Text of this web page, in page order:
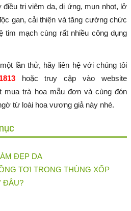
trị viêm da, dị ứng, mụn nhọt, lở
gan, cải thiện và tăng cường chức
tim mạch cùng rất nhiều công dụng
lần thử, hãy liên hệ với chúng tôi
hoặc truy cập vào website
mua trà hoa mẫu đơn và cùng đón
từ loài hoa vương giả này nhé.
ĐẸP DA
TƠI TRONG THÙNG XỐP
ĐÂU?